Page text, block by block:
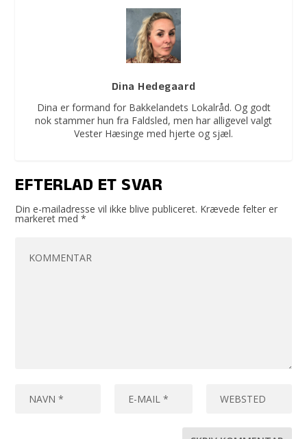
Dina Hedegaard
Dina er formand for Bakkelandets Lokalråd. Og godt
nok stammer hun fra Faldsled, men har alligevel valgt
Vester Hæsinge med hjerte og sjæl.
EFTERLAD ET SVAR
Din e-mailadresse vil ikke blive publiceret. Krævede felter er
markeret med*